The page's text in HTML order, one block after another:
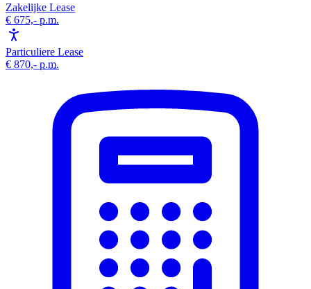
Zakelijke Lease
€ 675,- p.m.
Particuliere Lease
€ 870,- p.m.